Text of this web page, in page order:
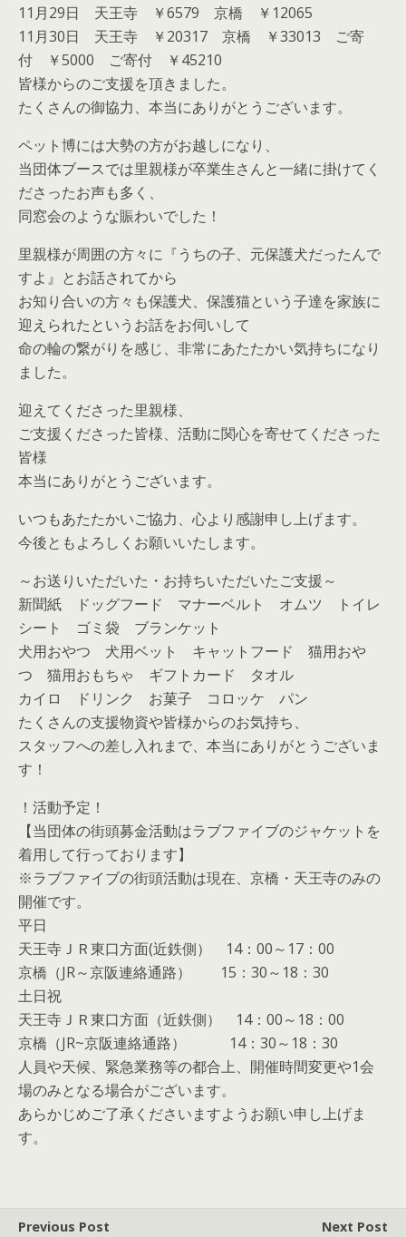
11月29日 天王寺 ￥6579 京橋 ￥12065
11月30日 天王寺 ￥20317 京橋 ￥33013 ご寄
付 ￥5000 ご寄付 ￥45210
皆様からのご支援を頂きました。
たくさんの御協力、本当にありがとうございます。
ペット博には大勢の方がお越しになり、
当団体ブースでは里親様が卒業生さんと一緒に掛けてく
ださったお声も多く、
同窓会のような賑わいでした！
里親様が周囲の方々に『うちの子、元保護犬だったんで
すよ』とお話されてから
お知り合いの方々も保護犬、保護猫という子達を家族に
迎えられたというお話をお伺いして
命の輪の繋がりを感じ、非常にあたたかい気持ちになり
ました。
迎えてくださった里親様、
ご支援くださった皆様、活動に関心を寄せてくださった
皆様
本当にありがとうございます。
いつもあたたかいご協力、心より感謝申し上げます。
今後ともよろしくお願いいたします。
～お送りいただいた・お持ちいただいたご支援～
新聞紙 ドッグフード マナーベルト オムツ トイレ
シート ゴミ袋 ブランケット
犬用おやつ 犬用ベット キャットフード 猫用おや
つ 猫用おもちゃ ギフトカード タオル
カイロ ドリンク お菓子 コロッケ パン
たくさんの支援物資や皆様からのお気持ち、
スタッフへの差し入れまで、本当にありがとうございま
す！
！活動予定！
【当団体の街頭募金活動はラブファイブのジャケットを
着用して行っております】
※ラブファイブの街頭活動は現在、京橋・天王寺のみの
開催です。
平日
天王寺ＪＲ東口方面(近鉄側） 14：00～17：00
京橋（JR～京阪連絡通路） 15：30～18：30
土日祝
天王寺ＪＲ東口方面（近鉄側） 14：00～18：00
京橋（JR~京阪連絡通路） 14：30～18：30
人員や天候、緊急業務等の都合上、開催時間変更や1会
場のみとなる場合がございます。
あらかじめご了承くださいますようお願い申し上げま
す。
Previous Post Next Post